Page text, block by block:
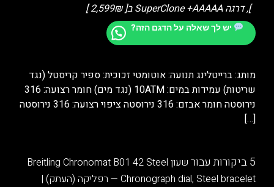
], דרגה SuperClone +AAAAA ב[ 2,599₪ ]
יש לך שאלה על הדגם הזה?
מותג: ברייטלינג תנועה: אוטומטי זכוכית: ספיר קריסטל (נגד
שריטות) עמידות במים: 10ATM (נגד מים) חומר רצועה: 316
נירוסטה חומר אבזם: 316 נירוסטה ציפוי רצועה: 316 נירוסטה
[…]
5 ביקורות עבור
שעון Breitling Chronomat B01 42 Steel
— Chronograph dial, Steel bracelet רפליקה (העתק) |